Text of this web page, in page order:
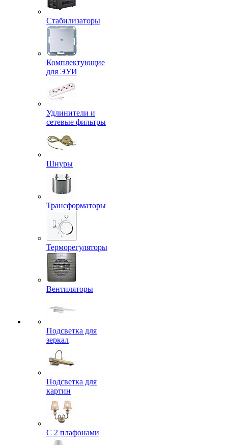
Стабилизаторы
Комплектующие
для ЭУИ
Удлинители и
сетевые фильтры
Шнуры
Трансформаторы
Терморегуляторы
Вентиляторы
Подсветка для
зеркал
Подсветка для
картин
С 2 плафонами